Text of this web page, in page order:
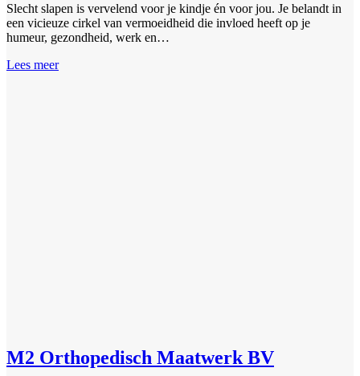
Slecht slapen is vervelend voor je kindje én voor jou. Je belandt in
een vicieuze cirkel van vermoeidheid die invloed heeft op je
humeur, gezondheid, werk en…
Lees meer
M2 Orthopedisch Maatwerk BV